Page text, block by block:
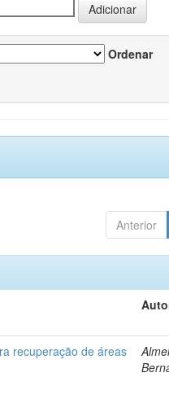
Ordenar
Anterior
recuperação de áreas